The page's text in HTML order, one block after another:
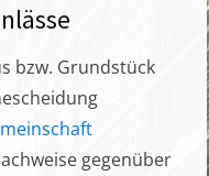
bzw. Grundstück
gegenüber